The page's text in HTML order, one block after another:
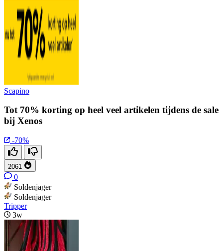
Scapino
Tot 70% korting op heel veel artikelen tijdens de sale
bij Xenos
-70%
2061
0
Soldenjager
Soldenjager
Tripper
3w